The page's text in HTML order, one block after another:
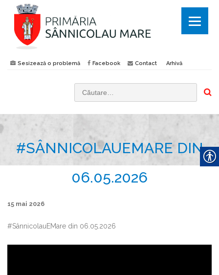
Sesizează o problemă Facebook Contact Arhivă
:
#SÂNNICOLAUEMARE DIN
06.05.2026
15 mai 2026
#SânnicolauEMare din 06.05.2026